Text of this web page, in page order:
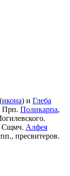
(икона) и Глеба
Прп. Поликарпа,
Сщмч. Алфея
пресвитеров.